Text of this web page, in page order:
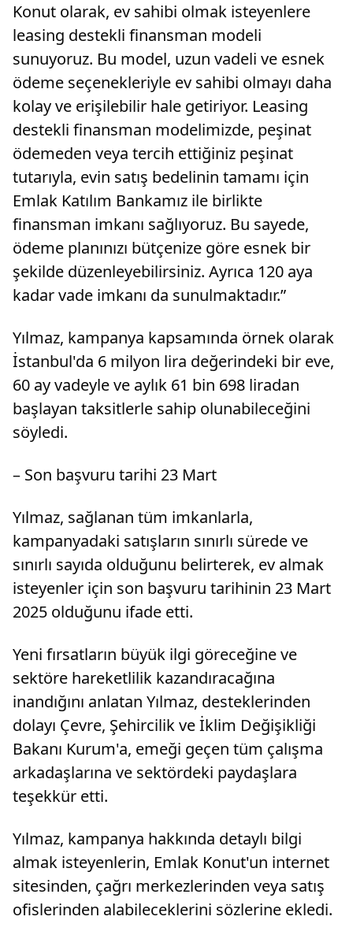
Konut olarak, ev sahibi olmak isteyenlere
leasing destekli finansman modeli
sunuyoruz. Bu model, uzun vadeli ve esnek
ödeme seçenekleriyle ev sahibi olmayı daha
kolay ve erişilebilir hale getiriyor. Leasing
destekli finansman modelimizde, peşinat
ödemeden veya tercih ettiğiniz peşinat
tutarıyla, evin satış bedelinin tamamı için
Emlak Katılım Bankamız ile birlikte
finansman imkanı sağlıyoruz. Bu sayede,
ödeme planınızı bütçenize göre esnek bir
şekilde düzenleyebilirsiniz. Ayrıca 120 aya
kadar vade imkanı da sunulmaktadır.”
Yılmaz, kampanya kapsamında örnek olarak
İstanbul'da 6 milyon lira değerindeki bir eve,
60 ay vadeyle ve aylık 61 bin 698 liradan
başlayan taksitlerle sahip olunabileceğini
söyledi.
– Son başvuru tarihi 23 Mart
Yılmaz, sağlanan tüm imkanlarla,
kampanyadaki satışların sınırlı sürede ve
sınırlı sayıda olduğunu belirterek, ev almak
isteyenler için son başvuru tarihinin 23 Mart
2025 olduğunu ifade etti.
Yeni fırsatların büyük ilgi göreceğine ve
sektöre hareketlilik kazandıracağına
inandığını anlatan Yılmaz, desteklerinden
dolayı Çevre, Şehircilik ve İklim Değişikliği
Bakanı Kurum'a, emeği geçen tüm çalışma
arkadaşlarına ve sektördeki paydaşlara
teşekkür etti.
Yılmaz, kampanya hakkında detaylı bilgi
almak isteyenlerin, Emlak Konut'un internet
sitesinden, çağrı merkezlerinden veya satış
ofislerinden alabileceklerini sözlerine ekledi.